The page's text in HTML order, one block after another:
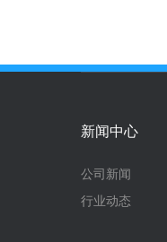
新闻中心
公司新闻
行业动态